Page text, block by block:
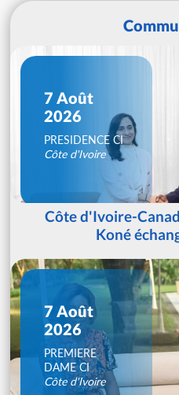
7 Août
2026
PRESIDENCE CI
Côte d'Ivoire
Côte d'Ivoire-
Koné
7 Août
2026
PREMIERE
DAME CI
Côte d'Ivoire